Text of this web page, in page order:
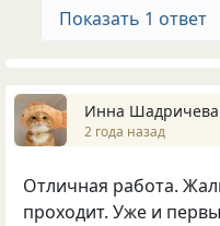
Показать 1 ответ
Инна Шадричева
2 года назад
Отличная работа.
проходит. Уже и